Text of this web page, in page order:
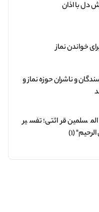
دل با اذان
خواندن نماز
و ناشران حوزه نماز و
قرائتی؛ تفسیر
(1)